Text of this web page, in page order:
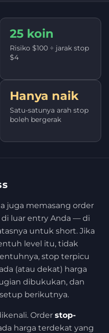
25 koin
Risiko $100 ÷ jarak stop
$4
Hanya naik
Satu-satunya arah stop
boleh bergerak
juga memasang order
luar entry Anda — di
untuk short. Jika
level itu, tidak
stop terpicu
(atau dekat) harga
dibukukan, dan
berikutnya.
Order stop-
harga terdekat yang